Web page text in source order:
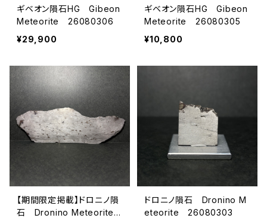
ギベオン隕石HG Gibeon
Meteorite 26080306
¥29,900
ギベオン隕石HG Gibeon
Meteorite 26080305
¥10,800
【期間限定掲載】ドロニノ隕
石 Dronino Meteorite
ドロニノ隕石 Dronino M
eteorite 26080303